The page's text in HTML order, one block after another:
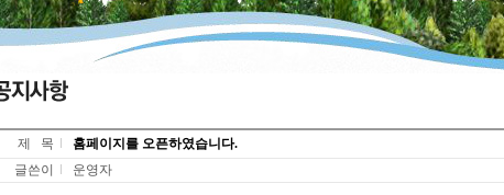
제 목 홈페이지를 오픈하였습니다.
글쓴이
운영자